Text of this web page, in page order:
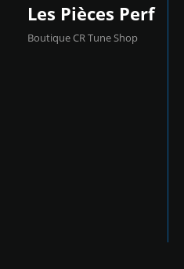
Les Pièces Perf
Boutique CR Tune Shop